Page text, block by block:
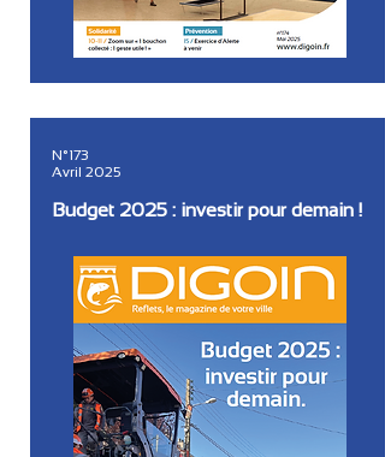
N°173
Avril 2025
Budget 2025 : investir pour demain !